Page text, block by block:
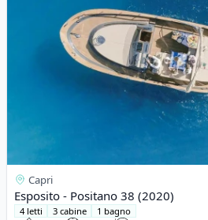
Capri
Esposito - Positano 38 (2020)
4 letti 3 cabine
1 bagno